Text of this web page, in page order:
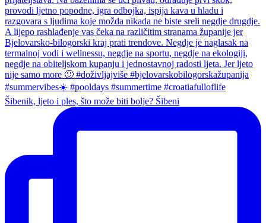
Šibenik, ljeto i ples, što može biti bolje? Šibeni